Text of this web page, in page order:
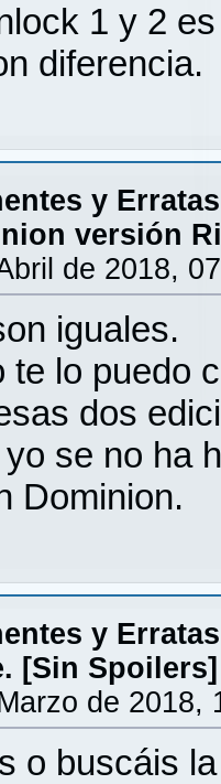
1 y 2
diferencia.
y Erratas
versión
de 2018,
iguales.
te lo puedo
dos
se no ha
Dominion.
y Erratas
[Sin Spoilers]
de 2018,
o buscáis